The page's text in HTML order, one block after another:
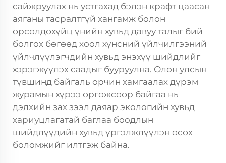
сайжруулах нь устгахад бэлэн крафт цаасан
аяганы тасралтгүй хангамж болон
өрсөлдөхүйц үнийн хувьд давуу талыг бий
болгох бөгөөд хоол хүнсний үйлчилгээний
үйлчлүүлэгчдийн хувьд энэхүү шийдлийг
хэрэгжүүлэх саадыг бууруулна. Олон улсын
түвшинд байгаль орчин хамгаалах дүрэм
журамын хүрээ өргөжсөөр байгаа нь
дэлхийн зах зээл даяар экологийн хувьд
хариуцлагатай баглаа боодлын
шийдлүүдийн хувьд үргэлжлүүлэн өсөх
боломжийг илтгэж байна.